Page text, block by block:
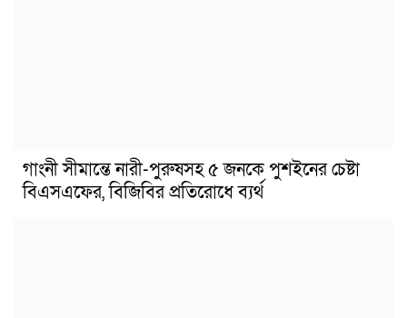
গাংনী সীমান্তে নারী-পুরুষসহ ৫ জনকে পুশইনের চেষ্টা
বিএসএফের, বিজিবির প্রতিরোধে ব্যর্থ